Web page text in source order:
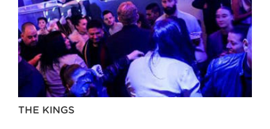
THE KINGS